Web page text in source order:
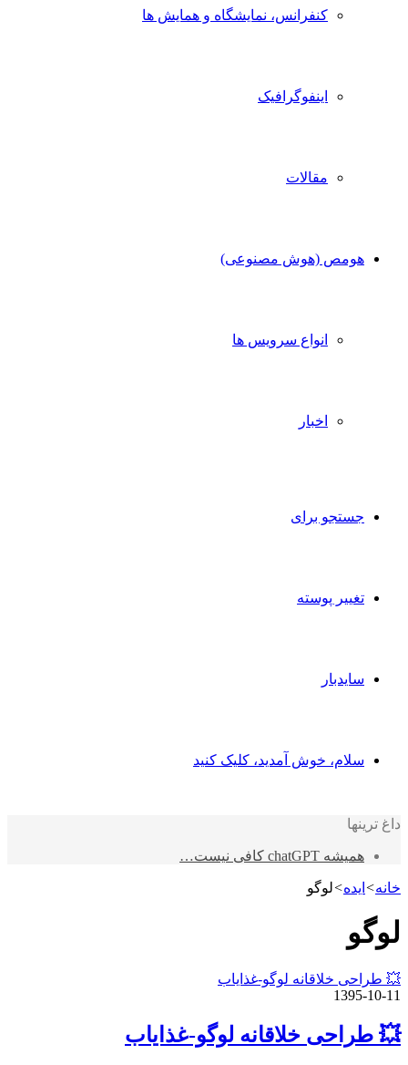
کنفرانس، نمایشگاه و همایش ها
اینفوگرافیک
مقالات
هومص (هوش مصنوعی)
انواع سرویس ها
اخبار
جستجو برای
تغییر پوسته
سایدبار
سلام، خوش آمدید، کلیک کنید
داغ ترینها
همیشه chatGPT کافی نیست…
خانه> ایده>لوگو
لوگو
💥 طراحی خلاقانه لوگو-غذایاب
1395-10-11
💥 طراحی خلاقانه لوگو-غذایاب